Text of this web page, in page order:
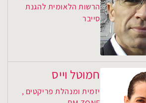
הרשות הלאומית להגנת
סייבר
חמוטל וייס
יזמית ומנהלת פריקטים ,